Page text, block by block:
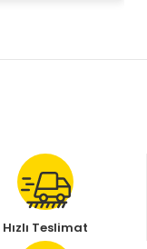
Hızlı Teslimat